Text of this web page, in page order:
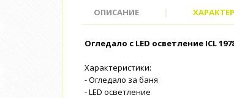
ОПИСАНИЕ |
Огледало с LED осветление ICL
Характеристики:
- Огледало за баня
- LED осветление